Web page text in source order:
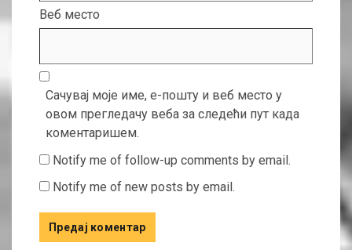
Веб место
Сачувај моје име, е-пошту и веб место у
овом прегледачу веба за следећи пут када
коментаришем.
Notify me of follow-up comments by email.
Notify me of new posts by email.